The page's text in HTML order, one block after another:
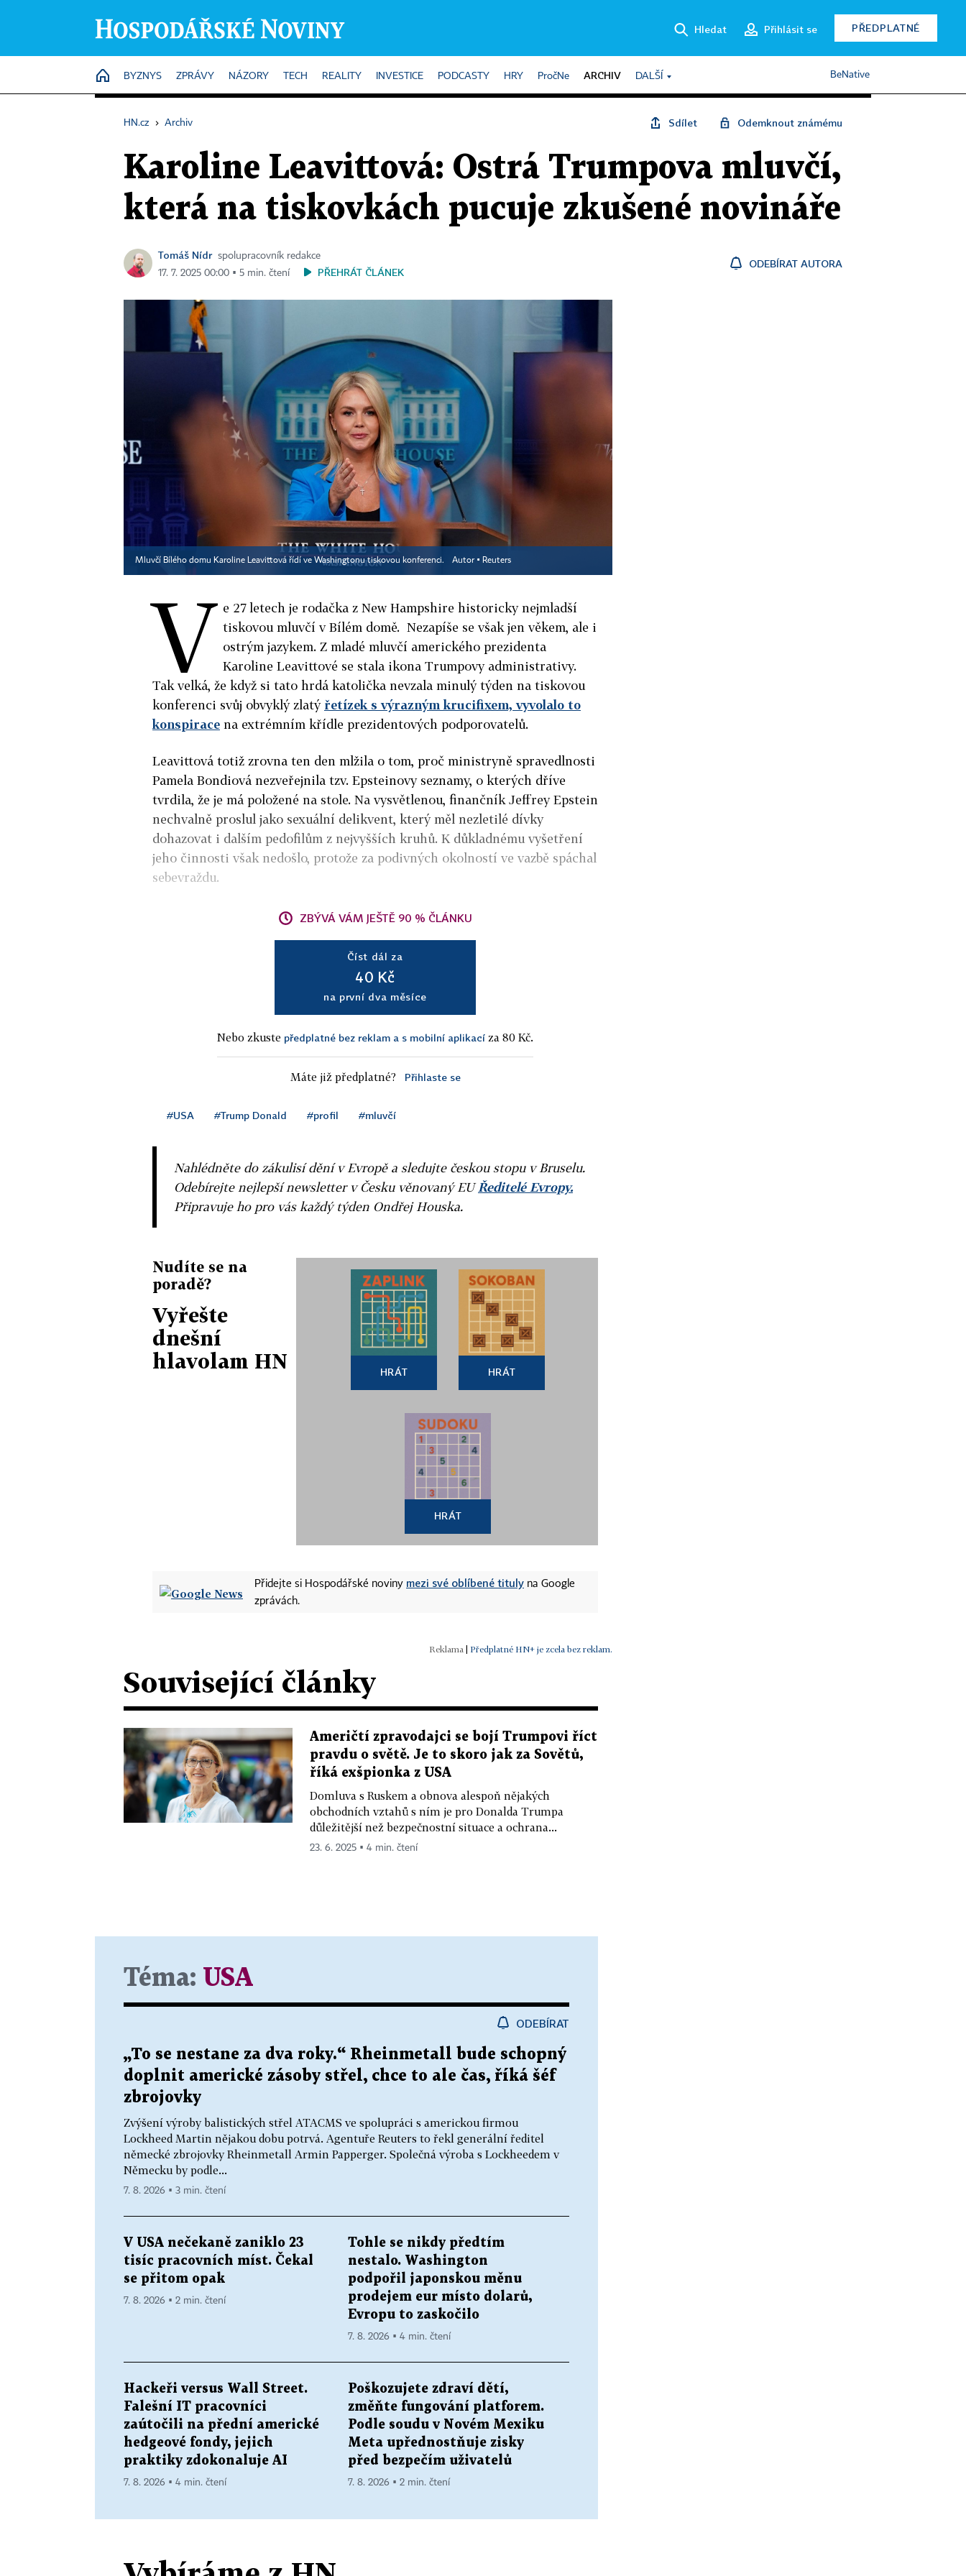
Hledat Přihlásit se PŘEDPLATNÉ
HOME
BYZNYS ZPRÁVY NÁZORY TECH REALITY INVESTICE PODCASTY HRY PročNe ARCHIV DALŠÍ BeNative
HN.cz › Archiv Sdílet Odemknout známému
Karoline Leavittová: Ostrá Trumpova mluvčí,
která na tiskovkách pucuje zkušené novináře
Tomáš Nídr spolupracovník redakce
17. 7. 2025 00:00 ▪ 5 min. čtení
PŘEHRÁT ČLÁNEK
ODEBÍRAT AUTORA
Mluvčí Bílého domu Karoline Leavittová řídí ve Washingtonu tiskovou konferenci. Autor ▪ Reuters
V e 27 letech je rodačka z New Hampshire historicky nejmladší
tiskovou mluvčí v Bílém domě. Nezapíše se však jen věkem, ale i
ostrým jazykem. Z mladé mluvčí amerického prezidenta
Karoline Leavittové se stala ikona Trumpovy administrativy.
Tak velká, že když si tato hrdá katolička nevzala minulý týden na tiskovou
konferenci svůj obvyklý zlatý řetízek s výrazným krucifixem, vyvolalo to
konspirace na extrémním křídle prezidentových podporovatelů.
Leavittová totiž zrovna ten den mlžila o tom, proč ministryně spravedlnosti
Pamela Bondiová nezveřejnila tzv. Epsteinovy seznamy, o kterých dříve
tvrdila, že je má položené na stole. Na vysvětlenou, finančník Jeffrey Epstein
nechvalně proslul jako sexuální delikvent, který měl nezletilé dívky
dohazovat i dalším pedofilům z nejvyšších kruhů. K důkladnému vyšetření
jeho činnosti však nedošlo, protože za podivných okolností ve vazbě spáchal
sebevraždu.
ZBÝVÁ VÁM JEŠTĚ 90 % ČLÁNKU
Číst dál za
40 Kč
na první dva měsíce
Nebo zkuste předplatné bez reklam a s mobilní aplikací za 80 Kč.
Máte již předplatné? Přihlaste se
#USA #Trump Donald #profil #mluvčí
Nahlédněte do zákulisí dění v Evropě a sledujte českou stopu v Bruselu.
Odebírejte nejlepší newsletter v Česku věnovaný EUŘeditelé Evropy.
Připravuje ho pro vás každý týden Ondřej Houska.
Nudíte se na
poradě?
Vyřešte
dnešní
hlavolam HN
HRÁT HRÁT
HRÁT
Přidejte si Hospodářské noviny mezi své oblíbené tituly na Google
zprávách.
| Předplatné HN+ je zcela bez reklam.
Související články
Američtí zpravodajci se bojí Trumpovi říct
pravdu o světě. Je to skoro jak za Sovětů,
říká exšpionka z USA
Domluva s Ruskem a obnova alespoň nějakých
obchodních vztahů s ním je pro Donalda Trumpa
důležitější než bezpečnostní situace a ochrana...
23. 6. 2025 ▪ 4 min. čtení
Téma: USA
ODEBÍRAT
„To se nestane za dva roky.“ Rheinmetall bude schopný
doplnit americké zásoby střel, chce to ale čas, říká šéf
zbrojovky
Zvýšení výroby balistických střel ATACMS ve spolupráci s americkou firmou
Lockheed Martin nějakou dobu potrvá. Agentuře Reuters to řekl generální ředitel
německé zbrojovky Rheinmetall Armin Papperger. Společná výroba s Lockheedem v
Německu by podle...
7. 8. 2026 ▪ 3 min. čtení
V USA nečekaně zaniklo 23
tisíc pracovních míst. Čekal
se přitom opak
7. 8. 2026 ▪ 2 min. čtení
Tohle se nikdy předtím
nestalo. Washington
podpořil japonskou měnu
prodejem eur místo dolarů,
Evropu to zaskočilo
7. 8. 2026 ▪ 4 min. čtení
Hackeři versus Wall Street.
Falešní IT pracovníci
zaútočili na přední americké
hedgeové fondy, jejich
praktiky zdokonaluje AI
7. 8. 2026 ▪ 4 min. čtení
Poškozujete zdraví dětí,
změňte fungování platforem.
Podle soudu v Novém Mexiku
Meta upřednostňuje zisky
před bezpečím uživatelů
7. 8. 2026 ▪ 2 min. čtení